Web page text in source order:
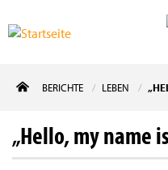
zum
BERICHTE LEBEN
„Hello, my name